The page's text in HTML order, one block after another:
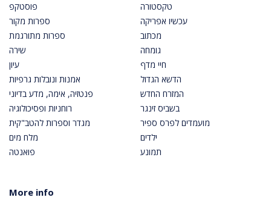
פוסטקפ
ספרות מקור
ספרות מתורגמת
שירה
עיון
אמנות ונובלות גרפיות
פנטזיה, אימה, מדע בדיוני
רוחניות ופסיכולוגיה
מגדר וספרות להטב"קית
מלח מים
פואנטה
טקסטורה
עכשיו אפריקה
מכתוב
גומחה
חיי מדף
הדשא הגדול
המזרח החדש
בשביס זינגר
מועמדים לפרס ספיר
ילדים
תמונע
More info